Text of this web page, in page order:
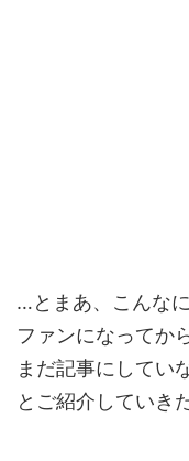
…とまあ、こんな
ファンになってか
まだ記事にしてい
とご紹介していき